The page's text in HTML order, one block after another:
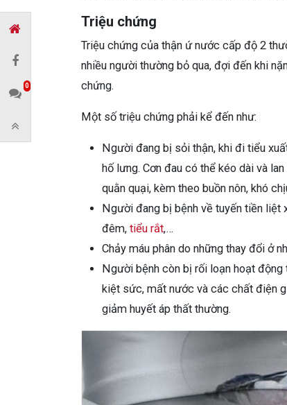
Triệu chứng
Triệu chứng của thận ứ nước cấp độ 2
nhiều người thường bỏ qua, đợi đến khi
chứng.
Một số triệu chứng phải kể đến như:
Người đang bị sỏi thận, khi đi tiểu
hố lưng. Cơn đau có thể kéo dài và
quằn quại, kèm theo buồn nôn, khó
Người đang bị bệnh về tuyến tiền liệt
đêm, tiểu rắt,…
Chảy máu phân do những thay đổi ở
Người bệnh còn bị rối loạn hoạt
kiệt sức, mất nước và các chất điện
giảm huyết áp thất thường.
0